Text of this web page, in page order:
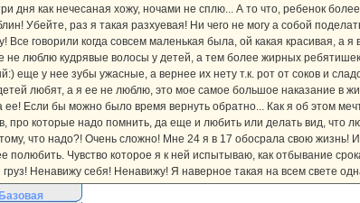
дня как нечесаная хожу, ночами не сплю... А то что, ребенок
Убейте, раз я такая разхуевая! Ни чего не могу а собой
Все говорили когда совсем маленькая была, ой какая красивая, а
не люблю кудрявые волосы у детей, а тем более жирных
еще у нее зубы ужасные, а вернее их нету т.к. рот от соков и
любят, а я ее не люблю, это мое самое большое наказание в
ее! Если бы можно было время вернуть обратно... Как я об этом
про которые надо помнить, да еще и любить или делать вид, что
что надо?! Очень сложно! Мне 24 я в 17 обосрала свою жизнь!
полюбить. Чувство которое я к ней испытываю, как отбывание
груз! Ненавижу себя! Ненавижу! Я наверное такая на всем свете
Базовая